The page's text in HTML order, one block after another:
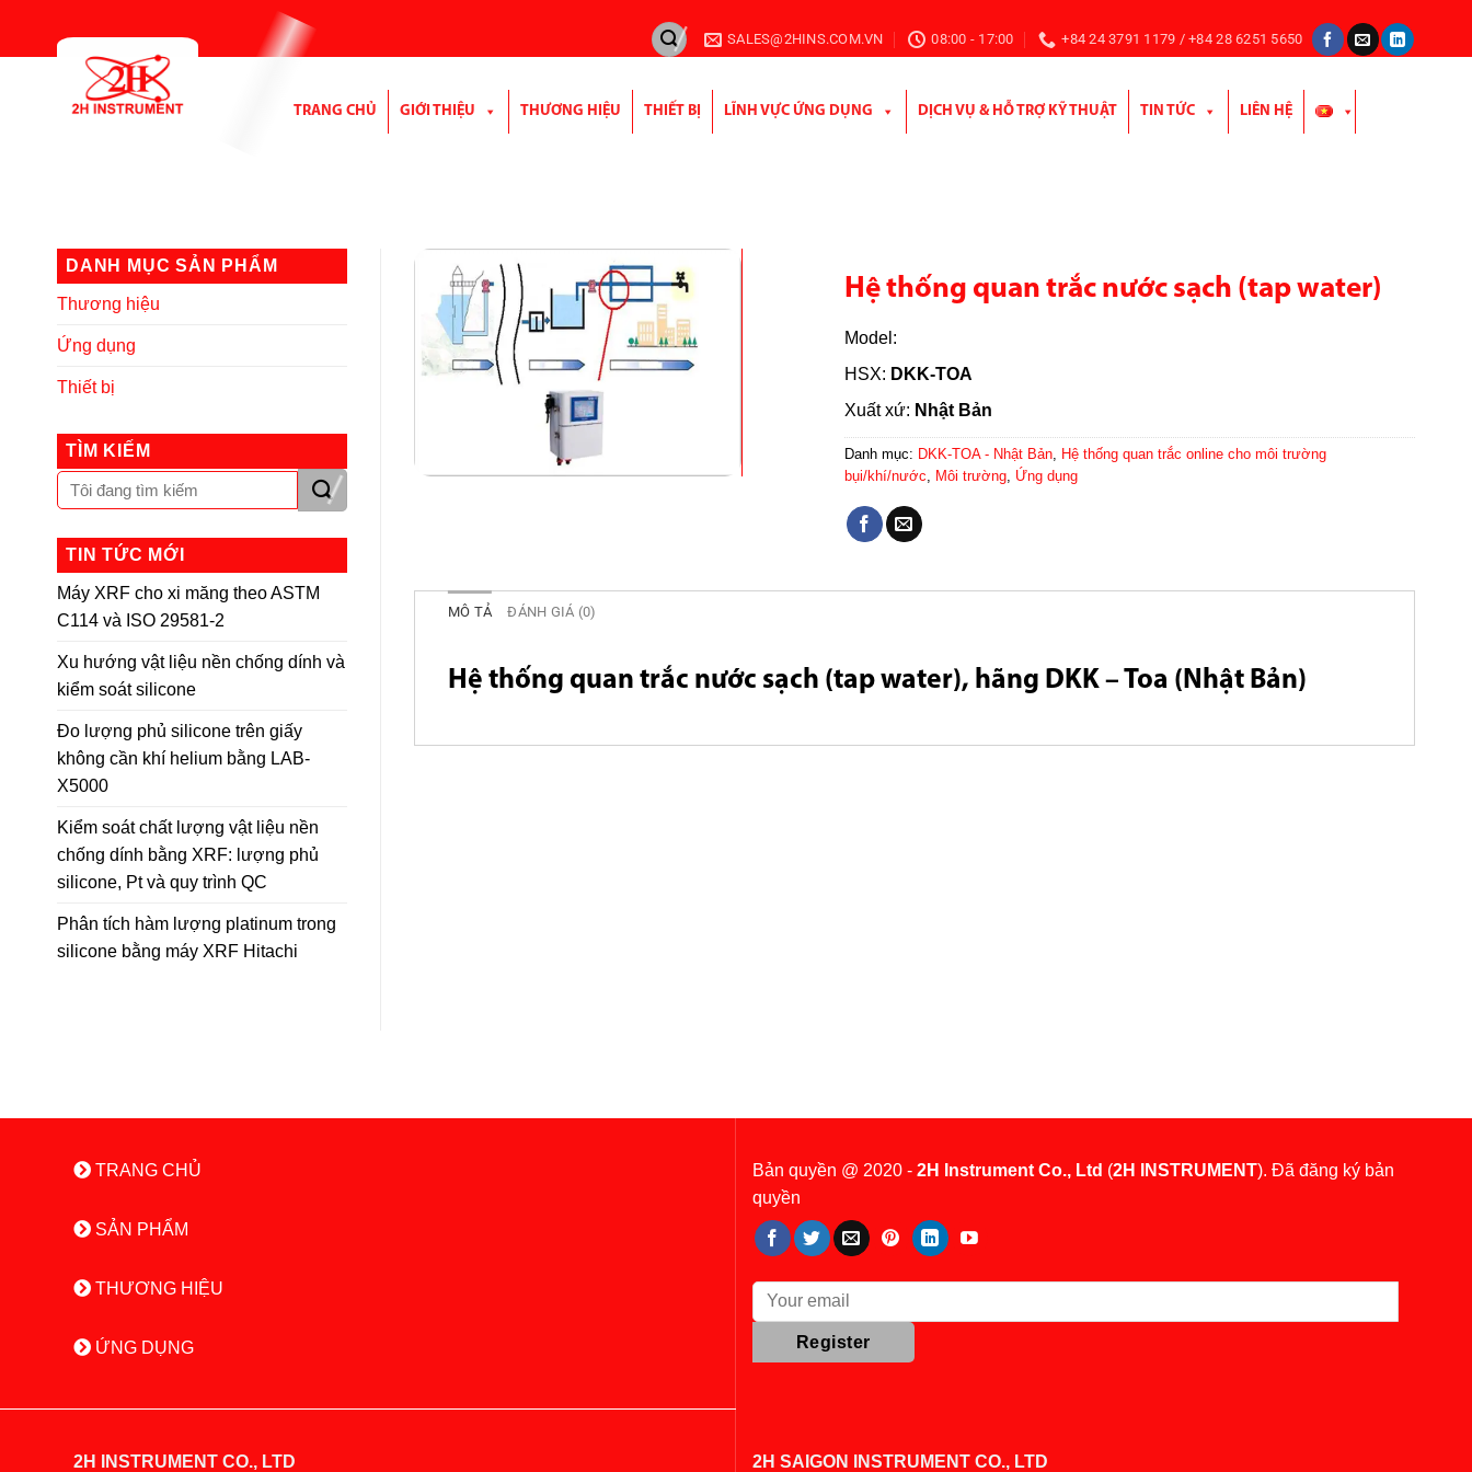
SALES@2HINS.COM.VN 08:00 - 17:00 +84 24 3791 1179 / +84 28 6251 5650
TRANG CHỦ GIỚI THIỆU THƯƠNG HIỆU THIẾT BỊ LĨNH VỰC ỨNG DỤNG DỊCH VỤ & HỖ TRỢ KỸ THUẬT TIN TỨC LIÊN HỆ
DANH MỤC SẢN PHẨM
Thương hiệu
Ứng dụng
Thiết bị
TÌM KIẾM
TIN TỨC MỚI
Máy XRF cho xi măng theo ASTM
C114 và ISO 29581-2
Xu hướng vật liệu nền chống dính và
kiểm soát silicone
Đo lượng phủ silicone trên giấy
không cần khí helium bằng LAB-
X5000
Kiểm soát chất lượng vật liệu nền
chống dính bằng XRF: lượng phủ
silicone, Pt và quy trình QC
Phân tích hàm lượng platinum trong
silicone bằng máy XRF Hitachi
Hệ thống quan trắc nước sạch (tap water)
Model:
HSX: DKK-TOA
Xuất xứ: Nhật Bản
Danh mục: DKK-TOA - Nhật Bản Hệ thống quan trắc online cho môi trường
bụi/khí/nước
Môi trường Ứng dụng
MÔ TẢ ĐÁNH GIÁ (0)
Hệ thống quan trắc nước sạch (tap water), hãng DKK – Toa (Nhật Bản)
TRANG CHỦ
SẢN PHẨM
THƯƠNG HIỆU
ỨNG DỤNG
Bản quyền @ 2020 - 2H Instrument Co., Ltd (2H INSTRUMENT). Đã đăng ký bản
quyền
2H INSTRUMENT CO., LTD 2H SAIGON INSTRUMENT CO., LTD